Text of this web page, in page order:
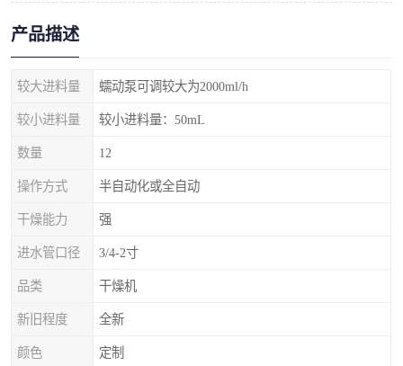
产品描述
较大进料量 蠕动泵可调较大为2000ml/h
较小进料量 较小进料量：50mL
数量 12
操作方式 半自动化或全自动
干燥能力 强
进水管口径 3/4-2寸
品类 干燥机
新旧程度 全新
颜色 定制